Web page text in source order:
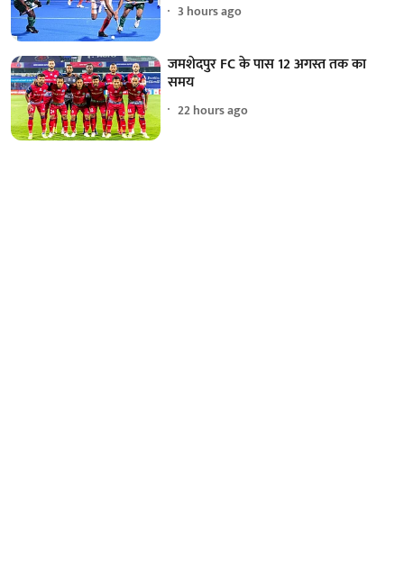
3 hours ago
जमशेदपुर FC के पास 12 अगस्त तक का
समय
22 hours ago